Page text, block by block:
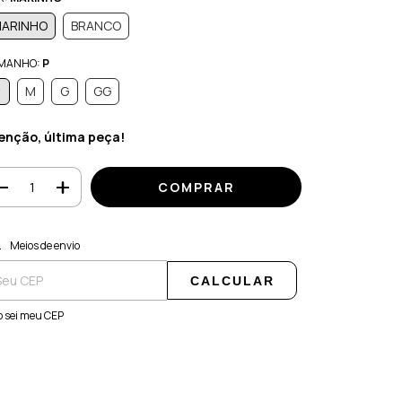
BRANCO
P
M G GG
última peça!
para o CEP:
Meios de envio
CALCULAR
sei meu CEP